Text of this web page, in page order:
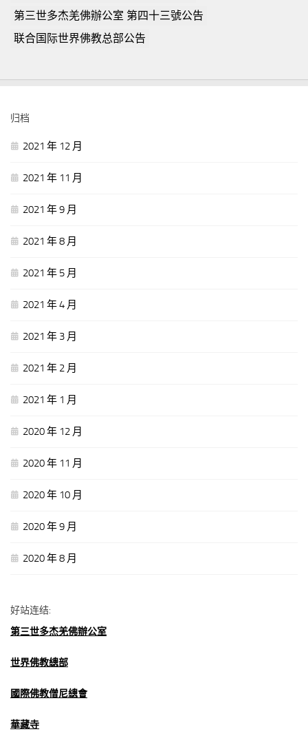
第三世多杰羌佛辦公室 第四十三號公告
联合国际世界佛教总部公告
归档
2021 年 12 月
2021 年 11 月
2021 年 9 月
2021 年 8 月
2021 年 5 月
2021 年 4 月
2021 年 3 月
2021 年 2 月
2021 年 1 月
2020 年 12 月
2020 年 11 月
2020 年 10 月
2020 年 9 月
2020 年 8 月
好站连结:
第三世多杰羌佛辦公室
世界佛教總部
國際佛教僧尼總會
華藏寺